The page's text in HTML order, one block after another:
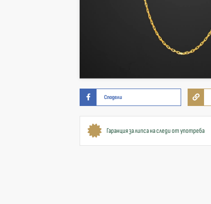
Сподели
Гаранция за липса на следи от употреба